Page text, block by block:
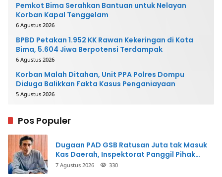
Pemkot Bima Serahkan Bantuan untuk Nelayan
Korban Kapal Tenggelam
6 Agustus 2026
BPBD Petakan 1.952 KK Rawan Kekeringan di Kota
Bima, 5.604 Jiwa Berpotensi Terdampak
6 Agustus 2026
Korban Malah Ditahan, Unit PPA Polres Dompu
Diduga Balikkan Fakta Kasus Penganiayaan
5 Agustus 2026
Pos Populer
Dugaan PAD GSB Ratusan Juta tak Masuk
Kas Daerah, Inspektorat Panggil Pihak
Terkait
7 Agustus 2026 330